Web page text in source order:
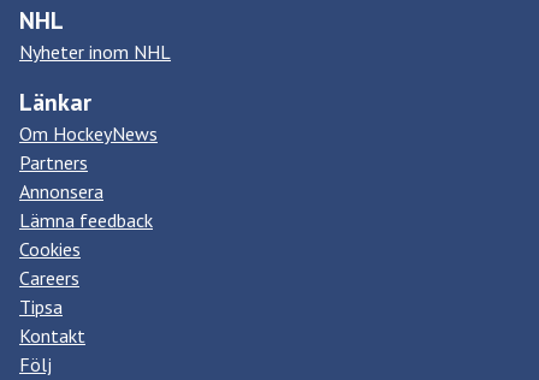
NHL
Nyheter inom NHL
Länkar
Om HockeyNews
Partners
Annonsera
Lämna feedback
Cookies
Careers
Tipsa
Kontakt
Följ